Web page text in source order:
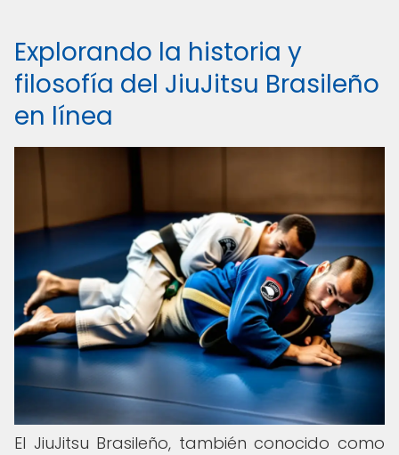
Explorando la historia y
filosofía del JiuJitsu Brasileño
en línea
El JiuJitsu Brasileño, también conocido como